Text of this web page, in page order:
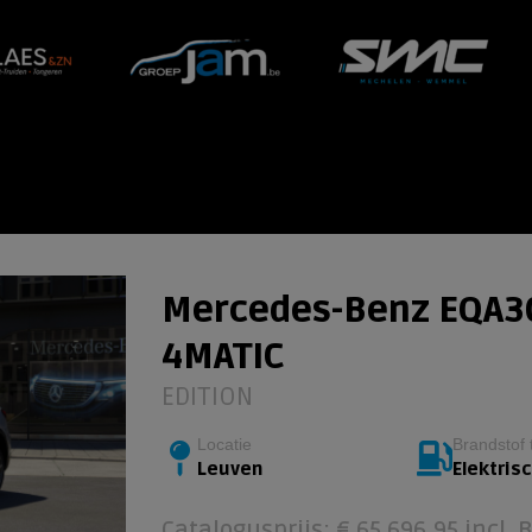
Mercedes-Benz
4MATIC
EDITION
Locatie
Leuven
Brandstof